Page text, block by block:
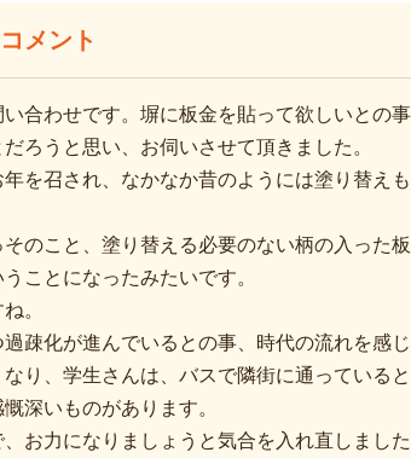
メント
合わせです。塀に板金を貼って欲しいとの事
ろうと思い、お伺いさせて頂きました。
を召され、なかなか昔のようには塗り替え
のこと、塗り替える必要のない柄の入った
ことになったみたいです。
。
疎化が進んでいるとの事、時代の流れを感じ
り、学生さんは、バスで隣街に通っている
深いものがあります。
、お力になりましょうと気合を入れ直しまし